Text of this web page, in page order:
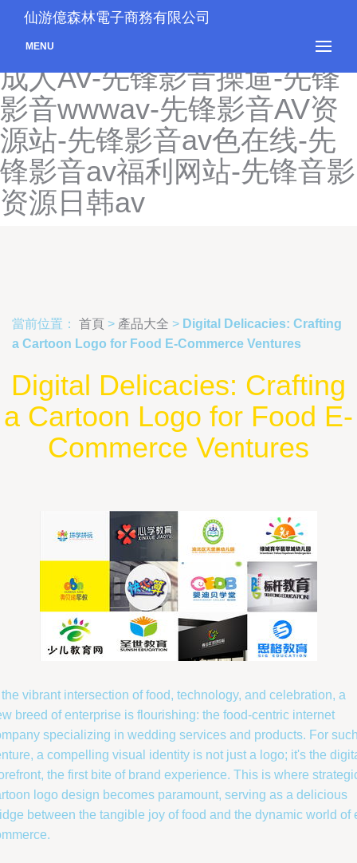
先锋影音资-先锋影音色先锋
AV-先锋影音啪啪-先锋影音
成人AV-先锋影音操逼-先锋
影音wwwav-先锋影音AV资
源站-先锋影音av色在线-先
锋影音av福利网站-先锋音影
资源日韩av
仙游億森林電子商務有限公司
MENU
當前位置： 首頁 > 產品大全 > Digital Delicacies: Crafting
a Cartoon Logo for Food E-Commerce Ventures
Digital Delicacies: Crafting
a Cartoon Logo for Food E-
Commerce Ventures
vibrant intersection of food, technology, and celebration, a
breed of enterprise is flourishing: the food-centric internet
specializing in wedding services and products. For
a compelling visual identity is not just a logo; it's the
the first bite of brand experience. This is where
logo design becomes paramount, serving as a delicious
between the tangible joy of food and the dynamic world of